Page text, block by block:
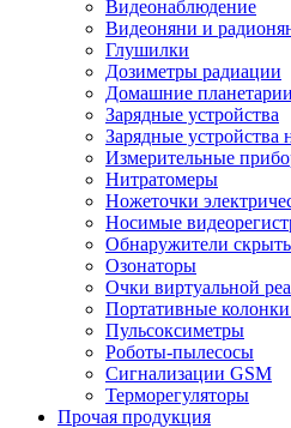
Видеонаблюдение
Видеоняни и
Глушилки
Дозиметры радиации
Домашние планетарии
Зарядные устройства
Зарядные устройства
Измерительные
Нитратомеры
Ножеточки
Носимые
Обнаружители
Озонаторы
Очки виртуальной
Портативные
Пульсоксиметры
Роботы-пылесосы
Сигнализации GSM
Терморегуляторы
Прочая продукция